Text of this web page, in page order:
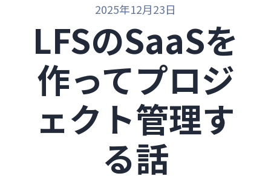
2025年12月23日
LFSのSaaSを
作ってプロジ
ェクト管理す
る話